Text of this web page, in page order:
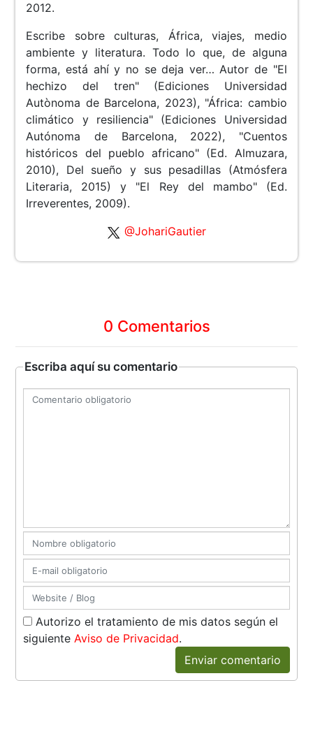
2012.
Escribe sobre culturas, África, viajes, medio
ambiente y literatura. Todo lo que, de alguna
forma, está ahí y no se deja ver… Autor de "El
hechizo del tren" (Ediciones Universidad
Autònoma de Barcelona, 2023), "África: cambio
climático y resiliencia" (Ediciones Universidad
Autónoma de Barcelona, 2022), "Cuentos
históricos del pueblo africano" (Ed. Almuzara,
2010), Del sueño y sus pesadillas (Atmósfera
Literaria, 2015) y "El Rey del mambo" (Ed.
Irreverentes, 2009).
@JohariGautier
0 Comentarios
Escriba aquí su comentario
Autorizo el tratamiento de mis datos según el
siguienteAviso de Privacidad.
Enviar comentario